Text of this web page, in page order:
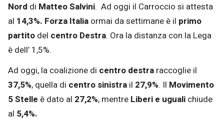
Nord di Matteo Salvini. Ad oggi il Carroccio si attesta
al 14,3%. Forza Italia ormai da settimane è il primo
partito del centro Destra. Ora la distanza con la Lega
è dell’ 1,5%.
Ad oggi, la coalizione di centro destra raccoglie il
37,5%, quella di centro sinistra il 27,9%. Il Movimento
5 Stelle è dato al 27,2%, mentre Liberi e uguali chiude
al 5,4%.